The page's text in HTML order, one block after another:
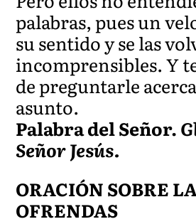
palabras, pues un
su sentido y se las
incomprensibles. Y
de preguntarle
asunto.
Palabra del Señor.
Señor Jesús.
ORACIÓN SOBRE
OFRENDAS